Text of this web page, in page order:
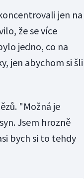
jen na
že se více
jedno, co na
jen abychom si šli
"Možná je
Jsem hrozně
bych si to tehdy